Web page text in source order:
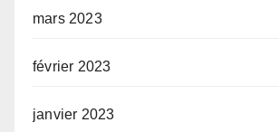
mars 2023
février 2023
janvier 2023